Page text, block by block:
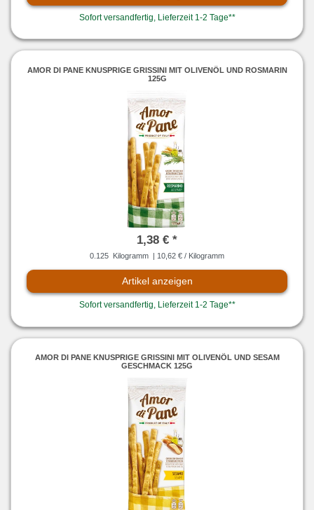
Sofort versandfertig, Lieferzeit 1-2 Tage**
AMOR DI PANE KNUSPRIGE GRISSINI MIT OLIVENÖL UND ROSMARIN
125G
1,38 € *
0.125 Kilogramm | 10,62 € / Kilogramm
Artikel anzeigen
Sofort versandfertig, Lieferzeit 1-2 Tage**
AMOR DI PANE KNUSPRIGE GRISSINI MIT OLIVENÖL UND SESAM
GESCHMACK 125G